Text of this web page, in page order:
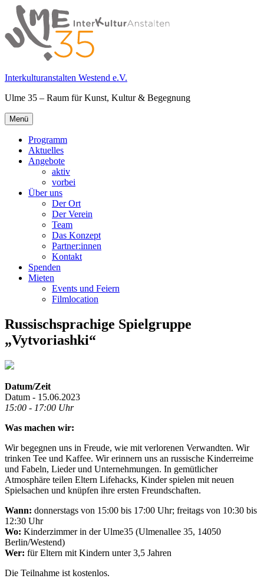
Springe
zum
Inhalt
Interkulturanstalten Westend e.V.
Ulme 35 – Raum für Kunst, Kultur & Begegnung
Primäres
Menü
Menü
Programm
Aktuelles
Angebote
aktiv
vorbei
Über uns
Der Ort
Der Verein
Team
Das Konzept
Partner:innen
Kontakt
Spenden
Mieten
Events und Feiern
Filmlocation
Russischsprachige Spielgruppe
„Vytvoriashki“
Datum/Zeit
Datum - 15.06.2023
15:00 - 17:00 Uhr
Was machen wir:
Wir begegnen uns in Freude, wie mit verlorenen Verwandten. Wir
trinken Tee und Kaffee. Wir erinnern uns an russische Kinderreime
und Fabeln, Lieder und Unternehmungen. In gemütlicher
Atmosphäre teilen Eltern Lifehacks, Kinder spielen mit neuen
Spielsachen und knüpfen ihre ersten Freundschaften.
Wann: donnerstags von 15:00 bis 17:00 Uhr; freitags von 10:30 bis
12:30 Uhr
Wo: Kinderzimmer in der Ulme35 (Ulmenallee 35, 14050
Berlin/Westend)
Wer: für Eltern mit Kindern unter 3,5 Jahren
Die Teilnahme ist kostenlos.